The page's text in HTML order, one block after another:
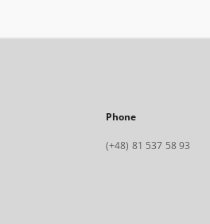
Phone
(+48) 81 537 58 93